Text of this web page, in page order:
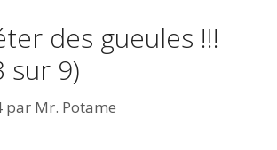
des gueules !!!
sur 9)
par Mr. Potame